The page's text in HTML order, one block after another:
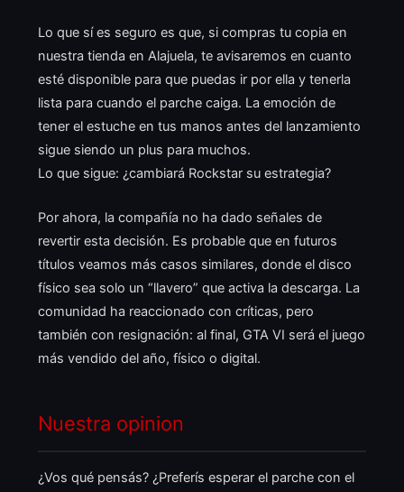
Lo que sí es seguro es que, si compras tu copia en
nuestra tienda en Alajuela, te avisaremos en cuanto
esté disponible para que puedas ir por ella y tenerla
lista para cuando el parche caiga. La emoción de
tener el estuche en tus manos antes del lanzamiento
sigue siendo un plus para muchos.
Lo que sigue: ¿cambiará Rockstar su estrategia?
Por ahora, la compañía no ha dado señales de
revertir esta decisión. Es probable que en futuros
títulos veamos más casos similares, donde el disco
físico sea solo un “llavero” que activa la descarga. La
comunidad ha reaccionado con críticas, pero
también con resignación: al final, GTA VI será el juego
más vendido del año, físico o digital.
Nuestra opinion
¿Vos qué pensás? ¿Preferís esperar el parche con el